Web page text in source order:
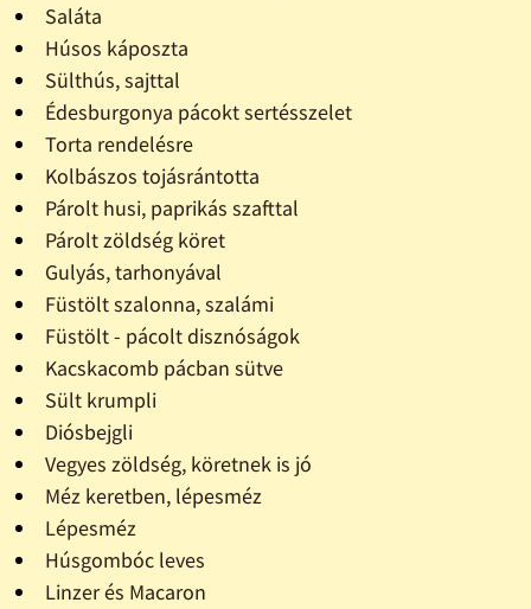
Saláta
Húsos káposzta
Sülthús, sajttal
Édesburgonya pácokt sertésszelet
Torta rendelésre
Kolbászos tojásrántotta
Párolt husi, paprikás szafttal
Párolt zöldség köret
Gulyás, tarhonyával
Füstölt szalonna, szalámi
Füstölt - pácolt disznóságok
Kacskacomb pácban sütve
Sült krumpli
Diósbejgli
Vegyes zöldség, köretnek is jó
Méz keretben, lépesméz
Lépesméz
Húsgombóc leves
Linzer és Macaron